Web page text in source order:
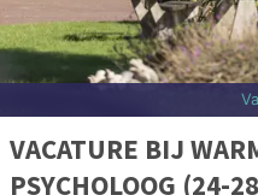
VRIJDAG 31 JULI
FLUITKETEL DJ
BERGEN - Beste dansers en
je stoutste schoenen aan te